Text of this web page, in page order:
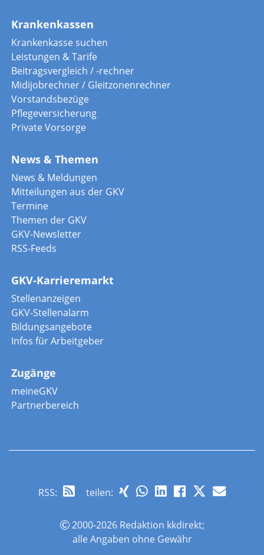
Krankenkassen
Krankenkasse suchen
Leistungen & Tarife
Beitragsvergleich / -rechner
Midijobrechner / Gleitzonenrechner
Vorstandsbezüge
Pflegeversicherung
Private Vorsorge
News & Themen
News & Meldungen
Mitteilungen aus der GKV
Termine
Themen der GKV
GKV-Newsletter
RSS-Feeds
GKV-Karrieremarkt
Stellenanzeigen
GKV-Stellenalarm
Bildungsangebote
Infos für Arbeitgeber
Zugänge
meineGKV
Partnerbereich
RSS: teilen:
2000-2026 Redaktion kkdirekt;
alle Angaben ohne Gewähr